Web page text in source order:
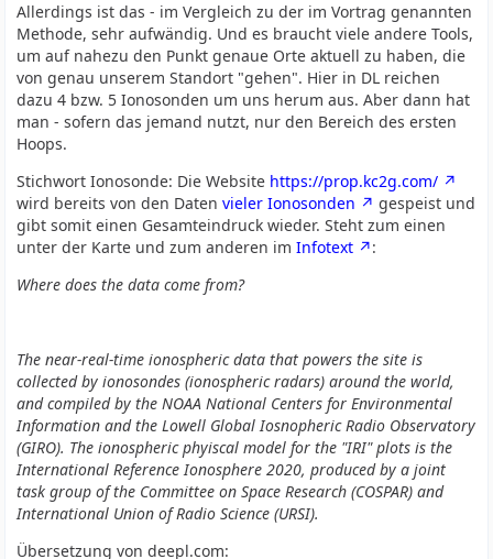
Allerdings ist das - im Vergleich zu der im Vortrag genannten
Methode, sehr aufwändig. Und es braucht viele andere Tools,
um auf nahezu den Punkt genaue Orte aktuell zu haben, die
von genau unserem Standort "gehen". Hier in DL reichen
dazu 4 bzw. 5 Ionosonden um uns herum aus. Aber dann hat
man - sofern das jemand nutzt, nur den Bereich des ersten
Hoops.
Stichwort Ionosonde: Die Website https://prop.kc2g.com/
wird bereits von den Datenvieler Ionosonden
gespeist und
gibt somit einen Gesamteindruck wieder. Steht zum einen
unter der Karte und zum anderen imInfotext
:
Where does the data come from?
The near-real-time ionospheric data that powers the site is
collected by ionosondes (ionospheric radars) around the world,
and compiled by the NOAA National Centers for Environmental
Information and the Lowell Global Iosnopheric Radio Observatory
(GIRO). The ionospheric phyiscal model for the "IRI" plots is the
International Reference Ionosphere 2020, produced by a joint
task group of the Committee on Space Research (COSPAR) and
International Union of Radio Science (URSI).
Übersetzung von deepl.com: